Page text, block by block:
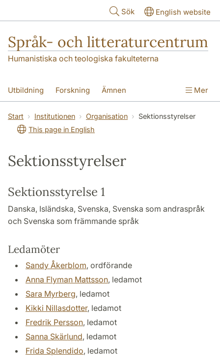
Sök English website
Språk- och litteraturcentrum
Humanistiska och teologiska fakulteterna
Utbildning Forskning Ämnen
SOL-husen Kontakt Institutionen
översättning till svenska
Mer
Start Institutionen Organisation
Sektionsstyrelser
This page in English
Sektionsstyrelser
Sektionsstyrelse 1
Danska, Isländska, Svenska, Svenska som andraspråk
och Svenska som främmande språk
Ledamöter
Sandy Åkerblom, ordförande
Anna Flyman Mattsson, ledamot
Sara Myrberg, ledamot
Kikki Nillasdotter, ledamot
Fredrik Persson, ledamot
Sanna Skärlund, ledamot
Frida Splendido, ledamot